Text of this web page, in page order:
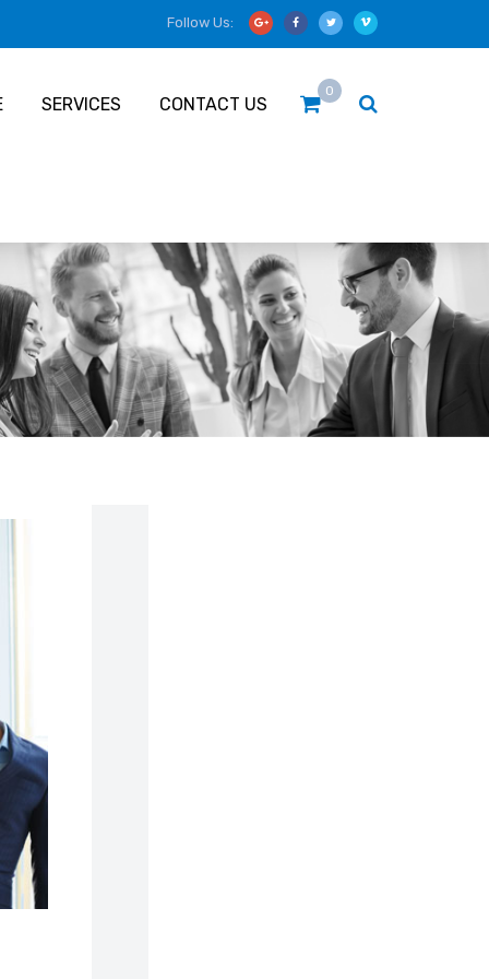
Follow Us:
0
SERVICES CONTACT US